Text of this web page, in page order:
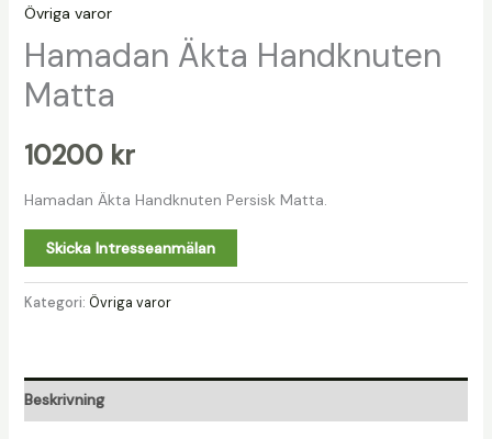
Övriga varor
Hamadan Äkta Handknuten
Matta
10200 kr
Hamadan Äkta Handknuten Persisk Matta.
Skicka Intresseanmälan
Kategori: Övriga varor
Beskrivning